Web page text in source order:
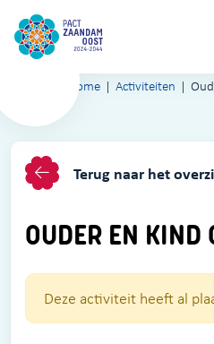
Home Activiteiten
Terug naar het
OUDER EN KIND
Deze activiteit heeft al